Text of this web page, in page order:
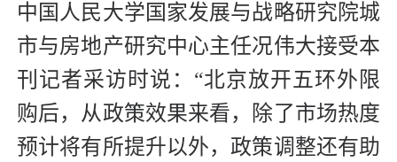
中国人民大学国家发展与战略研究院城
市与房地产研究中心主任况伟大接受本
刊记者采访时说：“北京放开五环外限
购后，从政策效果来看，除了市场热度
预计将有所提升以外，政策调整还有助